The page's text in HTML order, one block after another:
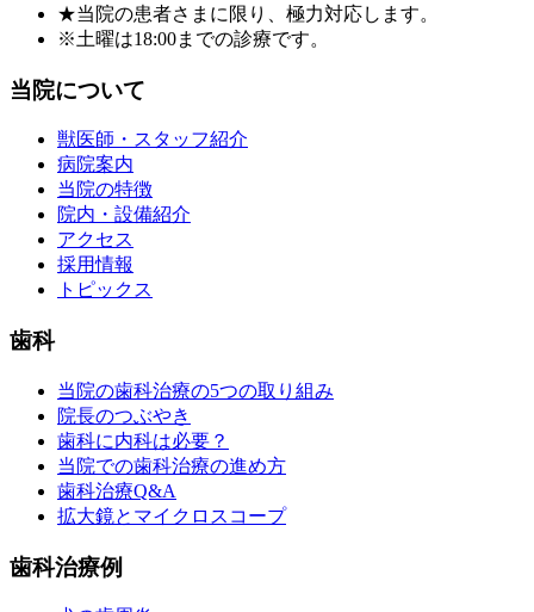
★当院の患者さまに限り、極力対応します。
※土曜は18:00までの診療です。
当院について
獣医師・スタッフ紹介
病院案内
当院の特徴
院内・設備紹介
アクセス
採用情報
トピックス
歯科
当院の歯科治療の5つの取り組み
院長のつぶやき
歯科に内科は必要？
当院での歯科治療の進め方
歯科治療Q&A
拡大鏡とマイクロスコープ
歯科治療例